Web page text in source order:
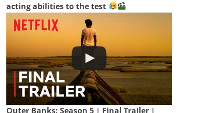
acting abilities to the test
Outer Banks: Season 5 | Final Trailer |